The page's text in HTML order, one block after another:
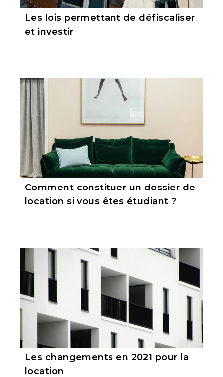
Les lois permettant de défiscaliser
et investir
Comment constituer un dossier de
location si vous êtes étudiant ?
Les changements en 2021 pour la
location